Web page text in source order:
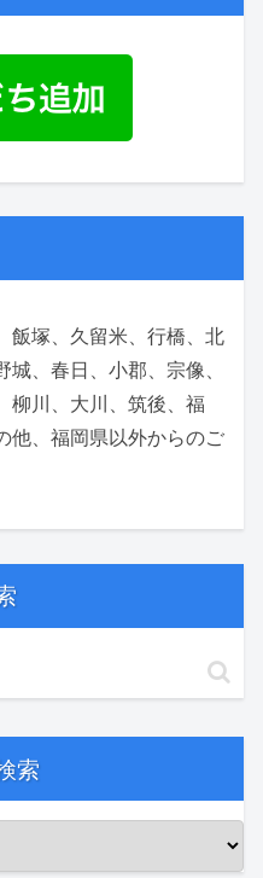
飯塚、久留米、行橋、北
、春日、小郡、宗像、
柳川、大川、筑後、福
他、福岡県以外からのご
索